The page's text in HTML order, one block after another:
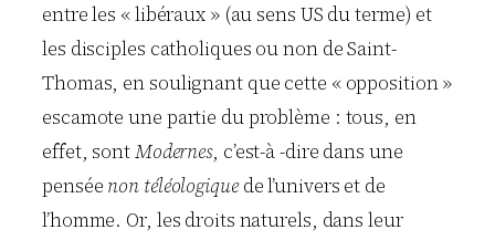
entre les « libéraux » (au sens US du terme) et
les disciples catholiques ou non de Saint-
Thomas, en soulignant que cette « opposition »
escamote une partie du problème : tous, en
effet, sontModernes, c’est-à -dire dans une
pensée non téléologiquede l’univers et de
l’homme. Or, les droits naturels, dans leur